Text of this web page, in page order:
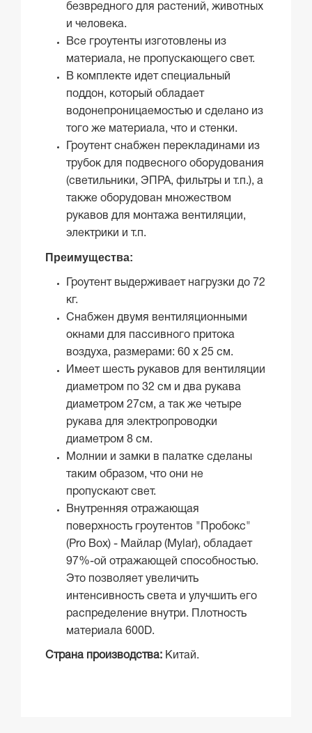
безвредного для растений, животных
и человека.
Все гроутенты изготовлены из
материала, не пропускающего свет.
В комплекте идет специальный
поддон, который обладает
водонепроницаемостью и сделано из
того же материала, что и стенки.
Гроутент снабжен перекладинами из
трубок для подвесного оборудования
(светильники, ЭПРА, фильтры и т.п.), а
также оборудован множеством
рукавов для монтажа вентиляции,
электрики и т.п.
Преимущества:
Гроутент выдерживает нагрузки до 72
кг.
Снабжен двумя вентиляционными
окнами для пассивного притока
воздуха, размерами: 60 х 25 см.
Имеет шесть рукавов для вентиляции
диаметром по 32 см и два рукава
диаметром 27см, а так же четыре
рукава для электропроводки
диаметром 8 см.
Молнии и замки в палатке сделаны
таким образом, что они не
пропускают свет.
Внутренняя отражающая
поверхность гроутентов "Пробокс"
(Pro Box) - Майлар (Mylar), обладает
97%-ой отражающей способностью.
Это позволяет увеличить
интенсивность света и улучшить его
распределение внутри. Плотность
материала 600D.
Страна производства: Китай.